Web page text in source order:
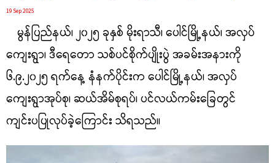
19 Sep 2025
မွန်ပြည်နယ်၊ ၂၀၂၅ ခုနှစ် မိုးရာသီ၊ ပေါင်မြို့နယ်၊ အလှပ်
ကျေးရွာ၊ ဒီရေတော သစ်ပင်စိုက်ပျိုးပွဲ အခမ်းအနားကို
၆.၉.၂၀၂၅ ရက်နေ့ နံနက်ပိုင်းက ပေါင်မြို့နယ်၊ အလှပ်
ကျေးရွာအုပ်စု၊ ဆယ်အိမ်စုရပ်၊ ပင်လယ်ကမ်းခြေတွင်
ကျင်းပပြုလုပ်ခဲ့ကြောင်း သိရသည်။